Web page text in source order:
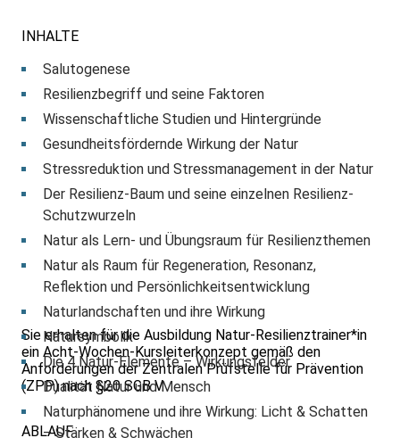
INHALTE
Salutogenese
Resilienzbegriff und seine Faktoren
Wissenschaftliche Studien und Hintergründe
Gesundheitsfördernde Wirkung der Natur
Stressreduktion und Stressmanagement in der Natur
Der Resilienz-Baum und seine einzelnen Resilienz-
Schutzwurzeln
Natur als Lern- und Übungsraum für Resilienzthemen
Natur als Raum für Regeneration, Resonanz,
Reflektion und Persönlichkeitsentwicklung
Naturlandschaften und ihre Wirkung
Natursymbolik
Die 4 Natur-Elemente – Wirkungsfelder
Dualität Natur und Mensch
Naturphänomene und ihre Wirkung: Licht & Schatten
– Stärken & Schwächen
Sie erhalten für die Ausbildung Natur-Resilienztrainer*in
ein Acht-Wochen-Kursleiterkonzept gemäß den
Anforderungen der Zentralen Prüfstelle für Prävention
(ZPP) nach §20 SGB V.
ABLAUF